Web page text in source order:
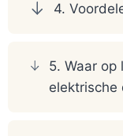
4.
5. Waar
elektrische